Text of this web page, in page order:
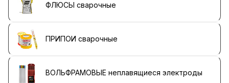
ФЛЮСЫ сварочные
ПРИПОИ сварочные
ВОЛЬФРАМОВЫЕ неплавящиеся электроды